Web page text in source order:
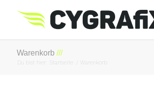
Warenkorb
Du bist hier: Startseite Warenkorb